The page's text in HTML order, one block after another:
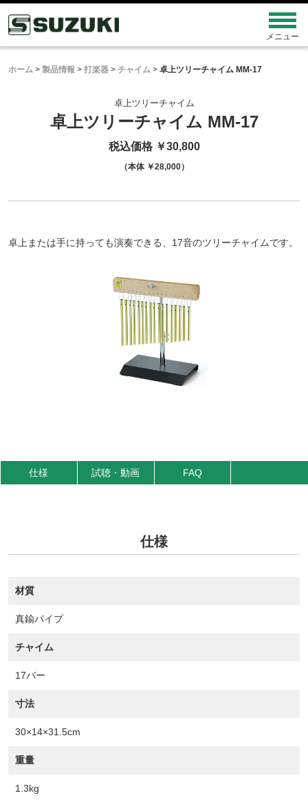
ホーム > 製品情報 > 打楽器 > チャイム > 卓上ツリーチャイム MM-17
卓上ツリーチャイム
卓上ツリーチャイム MM-17
税込価格 ￥30,800
（本体 ￥28,000）
卓上または手に持っても演奏できる、17音のツリーチャイムです。
仕様 試聴・動画 FAQ
仕様
材質
真鍮パイプ
チャイム
17バー
寸法
30×14×31.5cm
重量
1.3kg